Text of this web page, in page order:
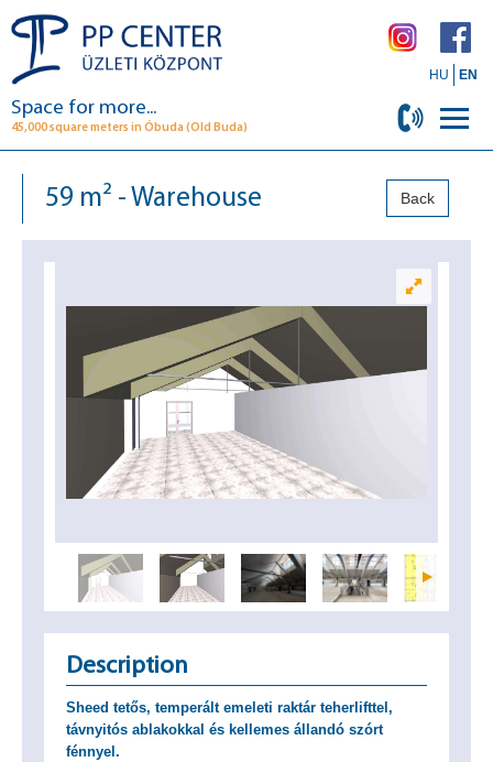
Space for more...
45,000 square meters in Óbuda (Old Buda)
HU EN
59 m² - Warehouse Back
Description
Sheed tetős, temperált emeleti raktár teherlifttel,
távnyitós ablakokkal és kellemes állandó szórt
fénnyel.